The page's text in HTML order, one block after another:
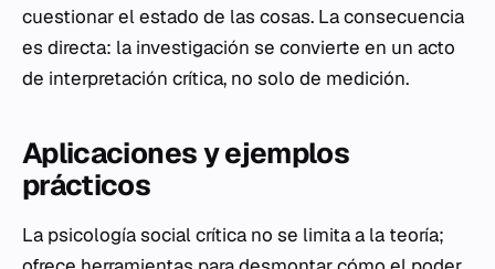
cuestionar el estado de las cosas. La consecuencia
es directa: la investigación se convierte en un acto
de interpretación crítica, no solo de medición.
Aplicaciones y ejemplos
prácticos
La psicología social crítica no se limita a la teoría;